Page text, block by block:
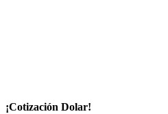
¡Cotización Dolar!